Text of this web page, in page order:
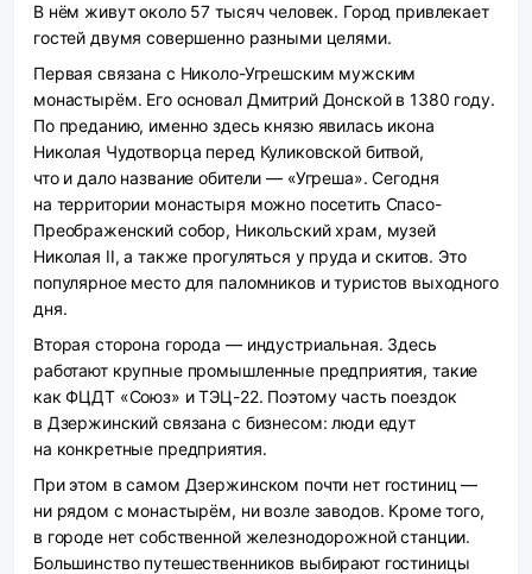
В нём живут около 57 тысяч человек. Город привлекает
гостей двумя совершенно разными целями.
Первая связана с Николо-Угрешским мужским
монастырём. Его основал Дмитрий Донской в 1380 году.
По преданию, именно здесь князю явилась икона
Николая Чудотворца перед Куликовской битвой,
что и дало название обители — «Угреша». Сегодня
на территории монастыря можно посетить Спасо-
Преображенский собор, Никольский храм, музей
Николая II, а также прогуляться у пруда и скитов. Это
популярное место для паломников и туристов выходного
дня.
Вторая сторона города — индустриальная. Здесь
работают крупные промышленные предприятия, такие
как ФЦДТ «Союз» и ТЭЦ-22. Поэтому часть поездок
в Дзержинский связана с бизнесом: люди едут
на конкретные предприятия.
При этом в самом Дзержинском почти нет гостиниц —
ни рядом с монастырём, ни возле заводов. Кроме того,
в городе нет собственной железнодорожной станции.
Большинство путешественников выбирают гостиницы